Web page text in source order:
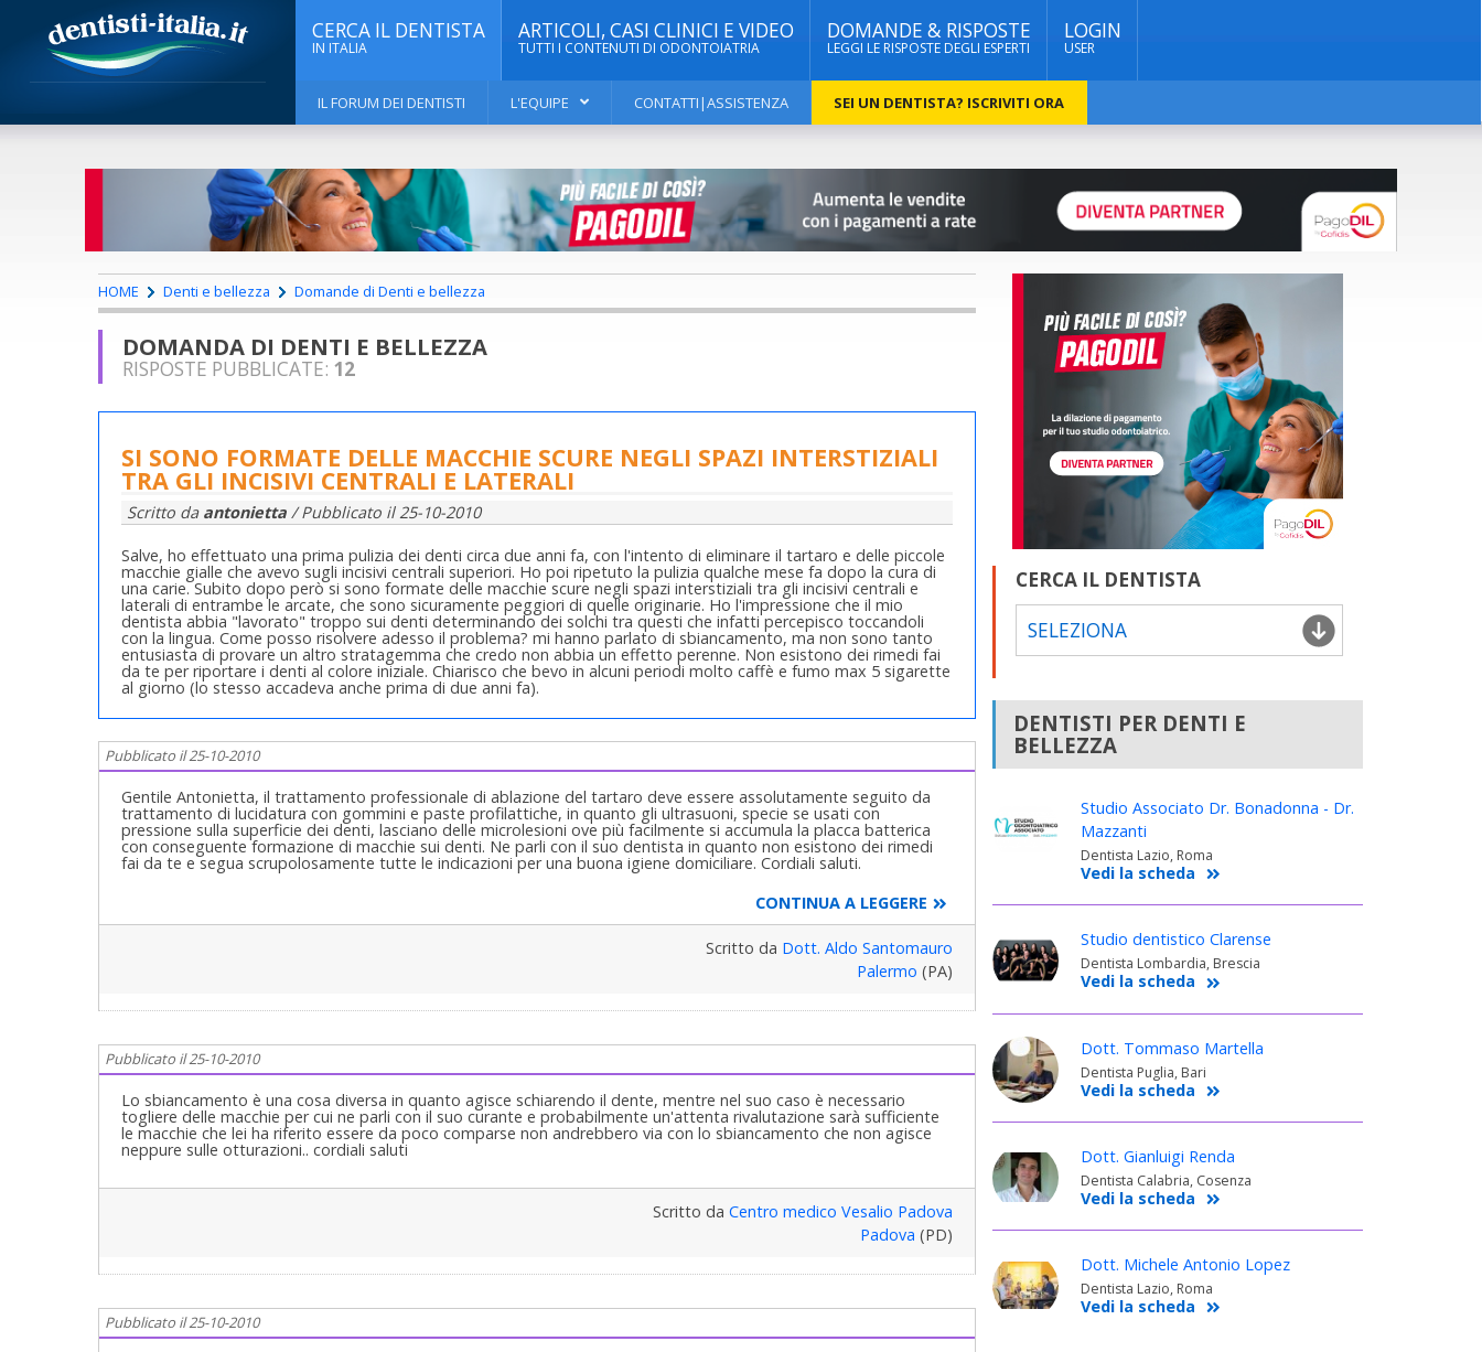
CERCA IL DENTISTA
IN ITALIA
ARTICOLI, CASI CLINICI E VIDEO
TUTTI I CONTENUTI DI ODONTOIATRIA
DOMANDE & RISPOSTE
LEGGI LE RISPOSTE DEGLI ESPERTI
LOGIN
USER
IL FORUM DEI DENTISTI L'EQUIPE CONTATTI|ASSISTENZA SEI UN DENTISTA? ISCRIVITI ORA
HOME Denti e bellezza Domande di Denti e bellezza
DOMANDA DI DENTI E BELLEZZA
RISPOSTE PUBBLICATE: 12
SI SONO FORMATE DELLE MACCHIE SCURE NEGLI SPAZI INTERSTIZIALI
TRA GLI INCISIVI CENTRALI E LATERALI
Scritto da antonietta / Pubblicato il25-10-2010
Salve, ho effettuato una prima pulizia dei denti circa due anni fa, con l'intento di eliminare il tartaro e delle piccole
macchie gialle che avevo sugli incisivi centrali superiori. Ho poi ripetuto la pulizia qualche mese fa dopo la cura di
una carie. Subito dopo però si sono formate delle macchie scure negli spazi interstiziali tra gli incisivi centrali e
laterali di entrambe le arcate, che sono sicuramente peggiori di quelle originarie. Ho l'impressione che il mio
dentista abbia "lavorato" troppo sui denti determinando dei solchi tra questi che infatti percepisco toccandoli
con la lingua. Come posso risolvere adesso il problema? mi hanno parlato di sbiancamento, ma non sono tanto
entusiasta di provare un altro stratagemma che credo non abbia un effetto perenne. Non esistono dei rimedi fai
da te per riportare i denti al colore iniziale. Chiarisco che bevo in alcuni periodi molto caffè e fumo max 5 sigarette
al giorno (lo stesso accadeva anche prima di due anni fa).
Pubblicato il 25-10-2010
Gentile Antonietta, il trattamento professionale di ablazione del tartaro deve essere assolutamente seguito da
trattamento di lucidatura con gommini e paste profilattiche, in quanto gli ultrasuoni, specie se usati con
pressione sulla superficie dei denti, lasciano delle microlesioni ove più facilmente si accumula la placca batterica
con conseguente formazione di macchie sui denti. Ne parli con il suo dentista in quanto non esistono dei rimedi
fai da te e segua scrupolosamente tutte le indicazioni per una buona igiene domiciliare. Cordiali saluti.
CONTINUA A LEGGERE
Scritto da Dott. Aldo Santomauro
Palermo (PA)
Pubblicato il 25-10-2010
Lo sbiancamento è una cosa diversa in quanto agisce schiarendo il dente, mentre nel suo caso è necessario
togliere delle macchie per cui ne parli con il suo curante e probabilmente un'attenta rivalutazione sarà sufficiente
le macchie che lei ha riferito essere da poco comparse non andrebbero via con lo sbiancamento che non agisce
neppure sulle otturazioni.. cordiali saluti
Scritto da Centro medico Vesalio Padova
Padova (PD)
Pubblicato il 25-10-2010
CERCA IL DENTISTA
SELEZIONA
DENTISTI PER DENTI E
BELLEZZA
Studio Associato Dr. Bonadonna - Dr.
Mazzanti
Dentista Lazio, Roma
Vedi la scheda
Studio dentistico Clarense
Dentista Lombardia, Brescia
Vedi la scheda
Dott. Tommaso Martella
Dentista Puglia, Bari
Vedi la scheda
Dott. Gianluigi Renda
Dentista Calabria, Cosenza
Vedi la scheda
Dott. Michele Antonio Lopez
Dentista Lazio, Roma
Vedi la scheda